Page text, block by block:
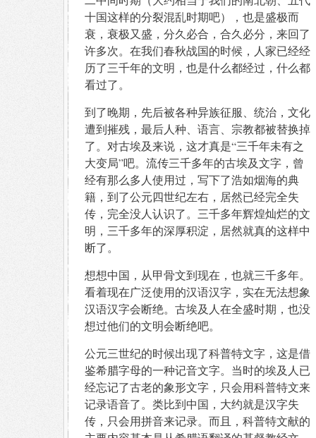
十国这样的分裂混乱时期吧），也是盛极而
衰，衰极又盛，分久必合，合久必分，来回了
许多次。在我们春秋战国的时候，人家已经经
历了三千年的文明，也是什么都经过，什么都
看过了。
到了晚期，先后被各种异族征服、统治，文化
遭到摧残，最后人种、语言、宗教都被替换掉
了。对古埃及来说，这才真是“三千年未有之
大变局”吧。流传三千多年的古埃及文字，曾
经有那么多人使用过，写下了浩如烟海的典
籍，到了公元四世纪左右，居然已经完全失
传，完全没人认识了。三千多年辉煌灿烂的文
明，三千多年的深厚积淀，居然就真的这样中
断了。
想想中国，从甲骨文到现在，也就三千多年。
看着现在广泛使用的汉语汉字，实在无法想象
汉语汉字会断绝。古埃及人在全盛时期，也没
想过他们的文明会断绝吧。
公元三世纪的时候出现了科普特文字，这是借
鉴希腊字母的一种记音文字。当时的埃及人已
经忘记了古老的象形文字，只会用科普特文来
记录语音了。类比到中国，大约就是汉字失
传，只会用拼音来记录。而且，科普特文献的